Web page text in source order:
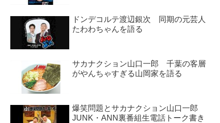
ドンデコルテ渡辺銀次 同期の元芸人
たわわちゃんを語る
サカナクション山口一郎 千葉の客層
がやんちゃすぎる山岡家を語る
爆笑問題とサカナクション山口一郎
JUNK・ANN裏番組生電話トーク書き